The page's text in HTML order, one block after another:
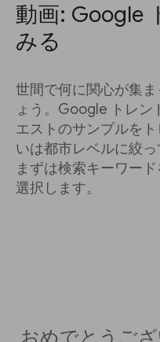
動画: Google
みる
世間で何に関心が集
ょう。Google トレン
エストのサンプルを
いは都市レベルに絞っ
まずは検索キーワー
選択します。